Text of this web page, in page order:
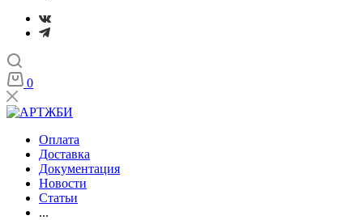
0
Оплата
Доставка
Документация
Новости
Статьи
...